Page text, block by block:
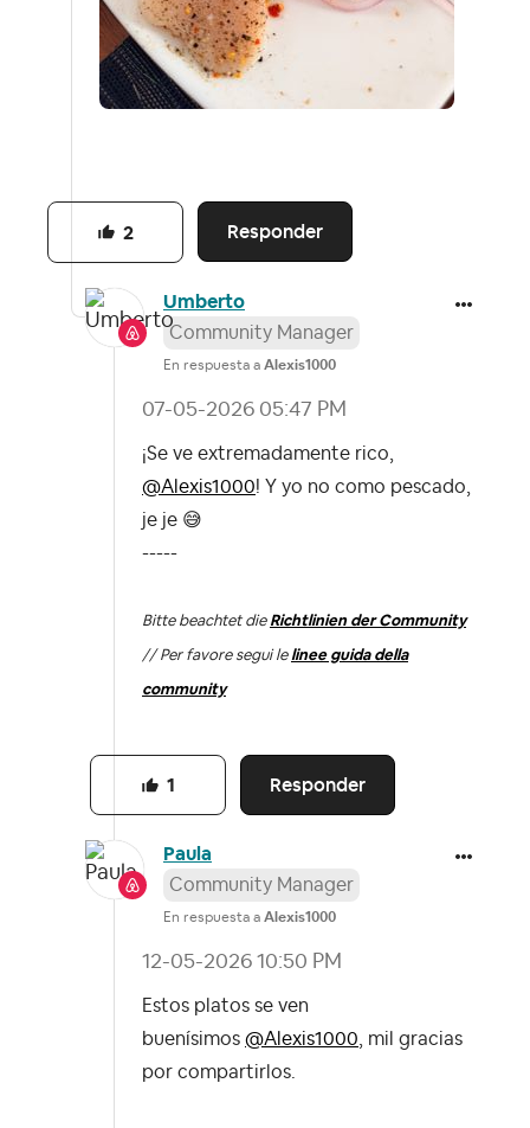
Responder
2
Umberto
Community Manager
En respuesta a Alexis1000
‎07-05-2026 05:47 PM
¡Se ve extremadamente rico,
@Alexis1000! Y yo no como pescado,
je je 😅
-----
Bitte beachtet die Richtlinien der Community
// Per favore segui le linee guida della
community
Responder
1
Paula
Community Manager
En respuesta a Alexis1000
‎12-05-2026 10:50 PM
Estos platos se ven
buenísimos @Alexis1000 , mil gracias
por compartirlos.